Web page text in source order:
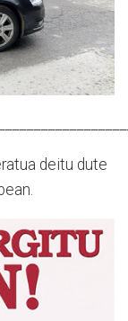
deitu dute